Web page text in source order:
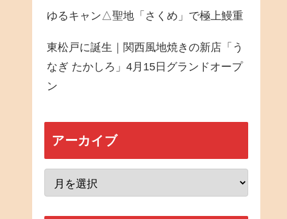
ゆるキャン△聖地「さくめ」で極上鰻重
東松戸に誕生｜関西風地焼きの新店「う
なぎ たかしろ」4月15日グランドオープ
ン
アーカイブ